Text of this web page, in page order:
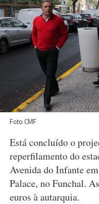
Foto CMF
Está concluído o
reperfilamento do
Avenida do Infante
Palace, no Funchal.
euros à autarquia.